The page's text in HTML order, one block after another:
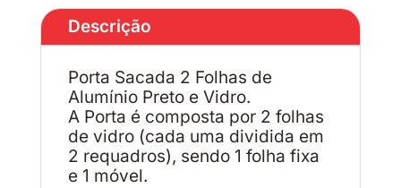
Descrição
Porta Sacada 2 Folhas de
Alumínio Preto e Vidro.
A Porta é composta por 2 folhas
de vidro (cada uma dividida em
2 requadros), sendo 1 folha fixa
e 1 móvel.